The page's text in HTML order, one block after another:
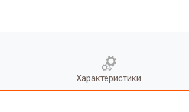
Характеристики